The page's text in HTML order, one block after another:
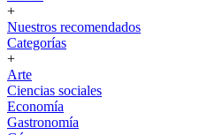
+
Nuestros recomendados
Categorías
+
Arte
Ciencias sociales
Economía
Gastronomía